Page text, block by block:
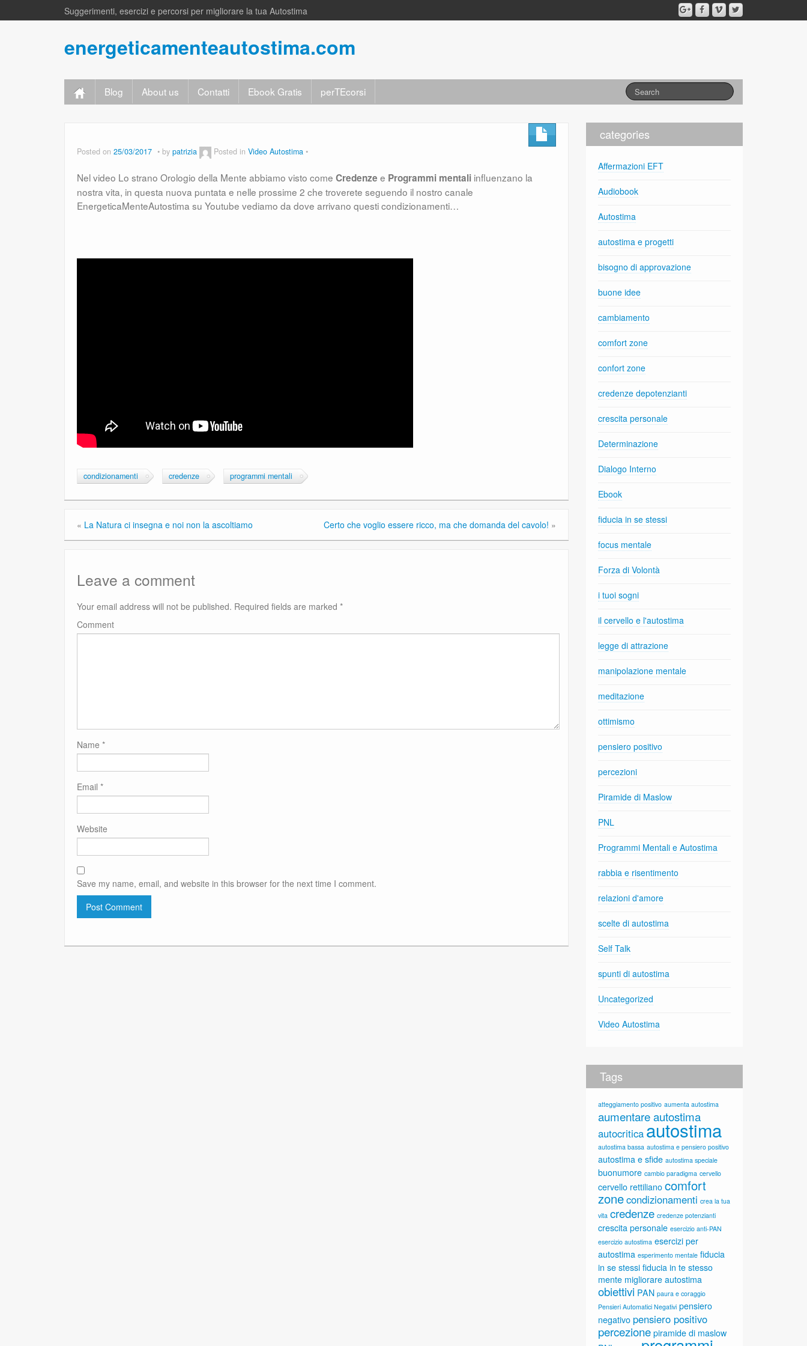
Suggerimenti, esercizi e percorsi per migliorare la tua Autostima
energeticamenteautostima.com
Blog About us Contatti Ebook Gratis perTEcorsi
Posted on 25/03/2017 by patrizia Posted in Video Autostima
Nel video Lo strano Orologio della Mente abbiamo visto come Credenze e Programmi mentali influenzano la
nostra vita, in questa nuova puntata e nelle prossime 2 che troverete seguendo il nostro canale
EnergeticaMenteAutostima su Youtube vediamo da dove arrivano questi condizionamenti…
condizionamenti credenze programmi mentali
« La Natura ci insegna e noi non la ascoltiamo Certo che voglio essere ricco, ma che domanda del cavolo! »
Leave a comment
Your email address will not be published. Required fields are marked *
Comment
Name *
Email *
Website
Save my name, email, and website in this browser for the next time I comment.
categories
Affermazioni EFT
Audiobook
Autostima
autostima e progetti
bisogno di approvazione
buone idee
cambiamento
comfort zone
confort zone
credenze depotenzianti
crescita personale
Determinazione
Dialogo Interno
Ebook
fiducia in se stessi
focus mentale
Forza di Volontà
i tuoi sogni
il cervello e l'autostima
legge di attrazione
manipolazione mentale
meditazione
ottimismo
pensiero positivo
percezioni
Piramide di Maslow
PNL
Programmi Mentali e Autostima
rabbia e risentimento
relazioni d'amore
scelte di autostima
Self Talk
spunti di autostima
Uncategorized
Video Autostima
Tags
atteggiamento positivo aumenta autostima
aumentare autostima
autocriticaautostima
autostima bassa autostima e pensiero positivo
autostima e sfide autostima speciale
buonumore cambio paradigma cervello
cervello rettiliano comfort
zonecondizionamenti crea la tua
vita credenze credenze potenzianti
crescita personale esercizio anti-PAN
esercizio autostima esercizi per
autostima esperimento mentale fiducia
in se stessi fiducia in te stesso
mente migliorare autostima
obiettivi PAN paura e coraggio
Pensieri Automatici Negativi pensiero
negativo pensiero positivo
percezione piramide di maslow